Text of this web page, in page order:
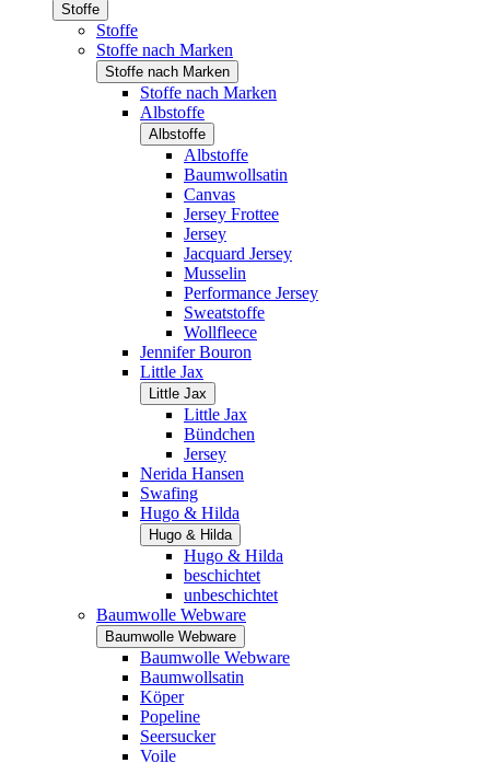
Stoffe
Stoffe
Stoffe nach Marken
Stoffe nach Marken
Stoffe nach Marken
Albstoffe
Albstoffe
Albstoffe
Baumwollsatin
Canvas
Jersey Frottee
Jersey
Jacquard Jersey
Musselin
Performance Jersey
Sweatstoffe
Wollfleece
Jennifer Bouron
Little Jax
Little Jax
Little Jax
Bündchen
Jersey
Nerida Hansen
Swafing
Hugo & Hilda
Hugo & Hilda
Hugo & Hilda
beschichtet
unbeschichtet
Baumwolle Webware
Baumwolle Webware
Baumwolle Webware
Baumwollsatin
Köper
Popeline
Seersucker
Voile